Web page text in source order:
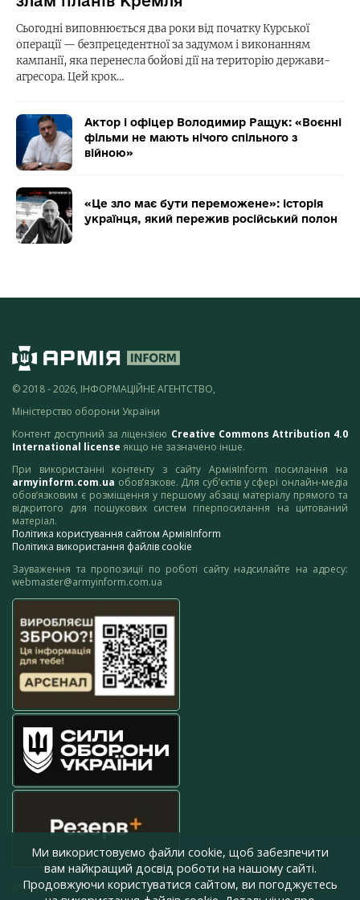
Сьогодні виповнюється два роки від початку Курської
операції — безпрецедентної за задумом і виконанням
кампанії, яка перенесла бойові дії на територію держави-
агресора. Цей крок…
Актор і офіцер Володимир Ращук: «Воєнні
фільми не мають нічого спільного з
війною»
«Це зло має бути переможене»: історія
українця, який пережив російський полон
© 2018 - 2026, ІНФОРМАЦІЙНЕ АГЕНТСТВО,
Міністерство оборони України
Контент доступний за ліцензією Creative Commons Attribution 4.0
International license якщо не зазначено інше.
При використанні контенту з сайту АрміяInform посилання на
armyinform.com.ua обов’язкове. Для суб’єктів у сфері онлайн-медіа
обов’язковим є розміщення у першому абзаці матеріалу прямого та
відкритого для пошукових систем гіперпосилання на цитований
матеріал.
Політика користування сайтом АрміяInform
Політика використання файлів cookie
Зауваження та пропозиції по роботі сайту надсилайте на адресу:
webmaster@armyinform.com.ua
press@armyinform.com.ua
Ми використовуємо файли cookie, щоб забезпечити
вам найкращий досвід роботи на нашому сайті.
Продовжуючи користуватися сайтом, ви погоджуєтесь